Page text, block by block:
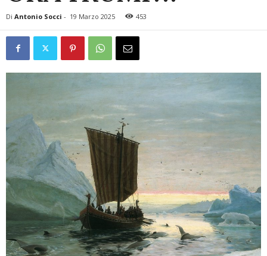
Di Antonio Socci - 19 Marzo 2025 453